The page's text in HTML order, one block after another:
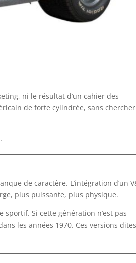
ni le résultat d’un cahier des
de forte cylindrée, sans
de caractère. L’intégration d’un
plus puissante, plus physique.
Si cette génération n’est pas
les années 1970. Ces versions dites